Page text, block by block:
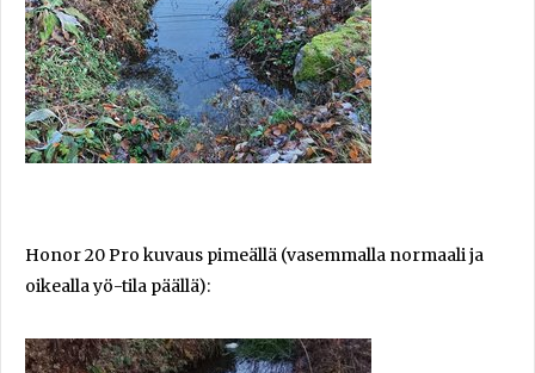
Honor 20 Pro kuvaus pimeällä (vasemmalla normaali ja
oikealla yö-tila päällä):